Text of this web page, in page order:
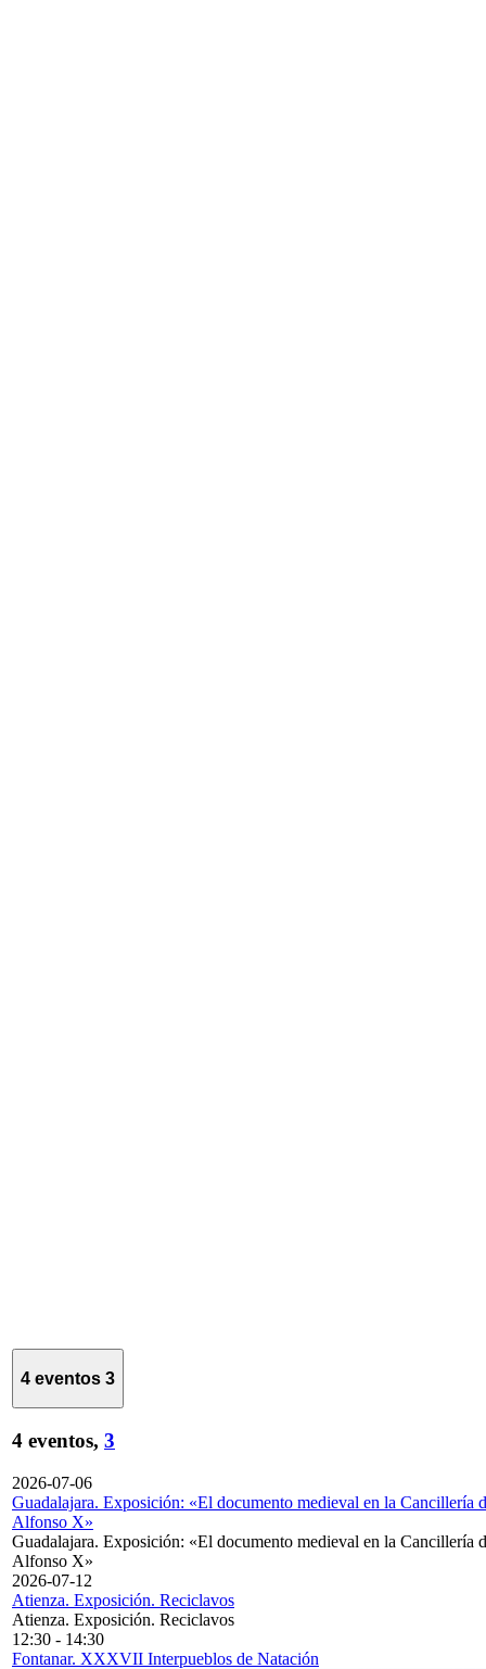
4 eventos 3
4 eventos, 3
2026-07-06
Guadalajara. Exposición: «El documento medieval en la Cancillería
Alfonso X»
Guadalajara. Exposición: «El documento medieval en la Cancillería
Alfonso X»
2026-07-12
Atienza. Exposición. Reciclavos
Atienza. Exposición. Reciclavos
12:30 - 14:30
Fontanar. XXXVII Interpueblos de Natación